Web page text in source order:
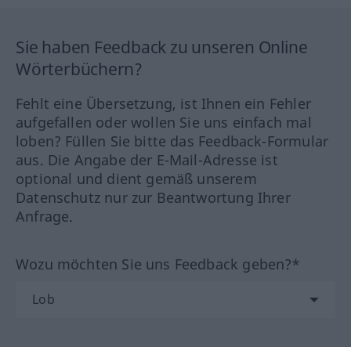
Sie haben Feedback zu unseren Online
Wörterbüchern?
Fehlt eine Übersetzung, ist Ihnen ein Fehler
aufgefallen oder wollen Sie uns einfach mal
loben? Füllen Sie bitte das Feedback-Formular
aus. Die Angabe der E-Mail-Adresse ist
optional und dient gemäß unserem
Datenschutz nur zur Beantwortung Ihrer
Anfrage.
Wozu möchten Sie uns Feedback geben?*